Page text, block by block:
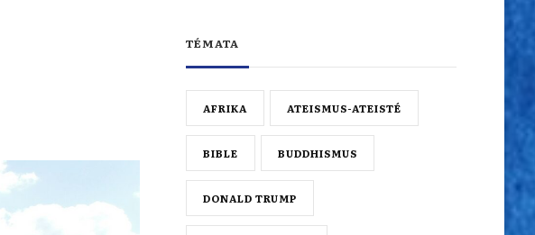
TÉMATA
AFRIKA ATEISMUS-ATEISTÉ
BIBLE BUDDHISMUS
DONALD TRUMP